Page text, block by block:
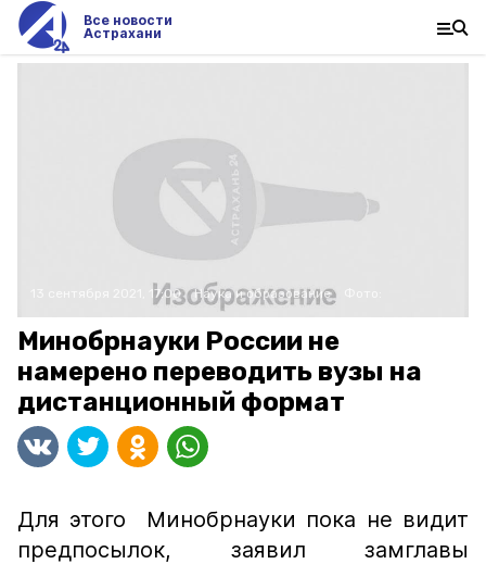
Все новости
Астрахани
13 сентября 2021, 17:00 Наука и образование
Минобрнауки России не
намерено переводить вузы на
дистанционный формат
Для этого Минобрнауки пока не видит
предпосылок, заявил замглавы